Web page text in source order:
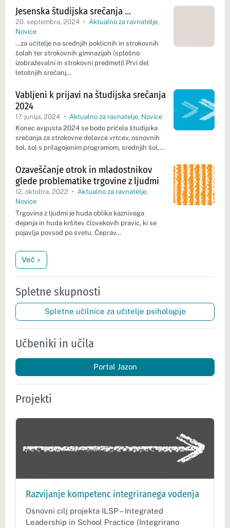
Jesenska študijska srečanja …
20. septembra, 2024 • Aktualno za ravnatelje,
Novice
…za učitelje na srednjih poklicnih in strokovnih
šolah ter strokovnih gimnazijah (splošno
izobraževalni in strokovni predmeti) Prvi del
letošnjih srečanj…
Vabljeni k prijavi na študijska srečanja
2024
17. junija, 2024 • Aktualno za ravnatelje, Novice
Konec avgusta 2024 se bodo pričela študijska
srečanja za strokovne delavce vrtcev, osnovnih
šol, šol s prilagojenim programom, srednjih šol,…
Ozaveščanje otrok in mladostnikov
glede problematike trgovine z ljudmi
12. oktobra, 2022 • Aktualno za ravnatelje,
Novice
Trgovina z ljudmi je huda oblika kaznivega
dejanja in huda kršitev človekovih pravic, ki se
pojavlja povsod po svetu. Čeprav…
Več »
Spletne skupnosti
Spletne učilnice za učitelje psihologije
Učbeniki in učila
Portal Jazon
Projekti
Razvijanje kompetenc integriranega vodenja
Osnovni cilj projekta ILSP – Integrated
Leadership in School Practice (Integrirano